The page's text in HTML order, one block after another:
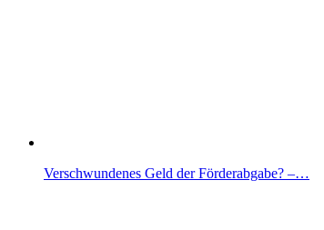
Verschwundenes Geld der Förderabgabe? –…